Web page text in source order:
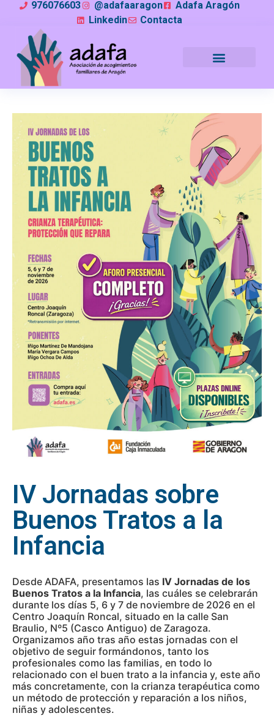
976076603 @adafaaragon
Adafa Aragón
Linkedin
Contacta
IV Jornadas sobre
Buenos Tratos a la
Infancia
Desde ADAFA, presentamos las IV Jornadas de los
Buenos Tratos a la Infancia, las cuáles se celebrarán
durante los días 5, 6 y 7 de noviembre de 2026 en el
Centro Joaquín Roncal, situado en la calle San
Braulio, Nº5 (Casco Antiguo) de Zaragoza.
Organizamos año tras año estas jornadas con el
objetivo de seguir formándonos, tanto los
profesionales como las familias, en todo lo
relacionado con el buen trato a la infancia y, este año
más concretamente, con la crianza terapéutica como
un método de protección y reparación a los niños,
niñas y adolescentes.